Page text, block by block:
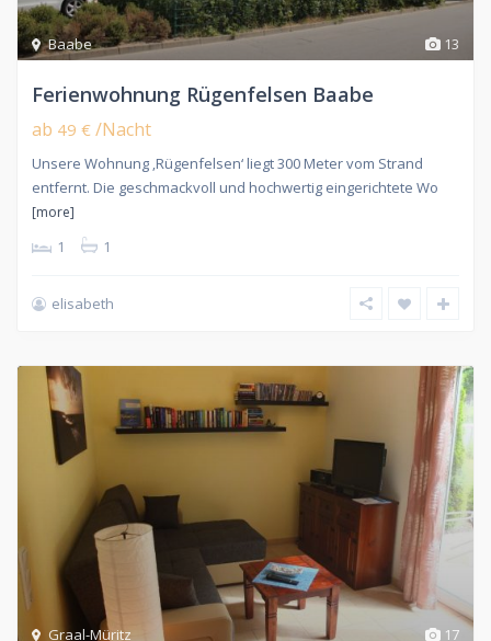
13
Baabe
Ferienwohnung Rügenfelsen Baabe
ab 49 € /Nacht
Unsere Wohnung ‚Rügenfelsen‘ liegt 300 Meter vom Strand
entfernt. Die geschmackvoll und hochwertig eingerichtete Wo
[more]
1 1
elisabeth
17
Graal-Müritz